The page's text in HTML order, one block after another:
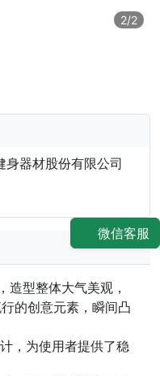
2/2
身器材股份有限公司
造型整体大气美观，
的创意元素，瞬间凸
，为使用者提供了稳
微信客服